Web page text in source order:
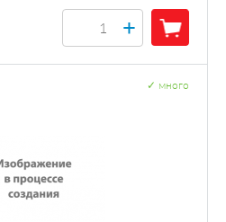
+
много